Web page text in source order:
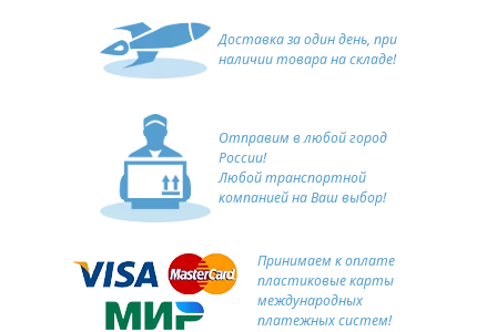
Доставка за один день, при
наличии товара на складе!
Отправим в любой город
России!
Любой транспортной
компанией на Ваш выбор!
Принимаем к оплате
пластиковые карты
международных
платежных систем!